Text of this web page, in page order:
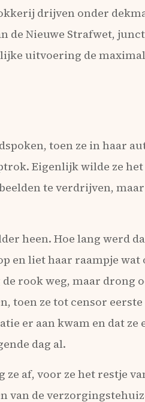
drijven onder
de Nieuwe Strafwet,
uitvoering de
toen ze in haar
Eigenlijk wilde ze
te verdrijven,
heen. Hoe lang werd
en liet haar raampje wat
rook weg, maar drong
toen ze tot censor eerste
er aan kwam en dat ze
dag al.
ze af, voor ze het restje
van de